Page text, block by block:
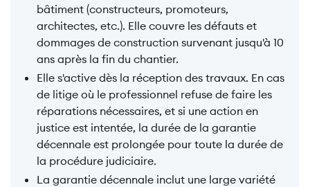
bâtiment (constructeurs, promoteurs,
architectes, etc.). Elle couvre les défauts et
dommages de construction survenant jusqu'à 10
ans après la fin du chantier.
Elle s'active dès la réception des travaux. En cas
de litige où le professionnel refuse de faire les
réparations nécessaires, et si une action en
justice est intentée, la durée de la garantie
décennale est prolongée pour toute la durée de
la procédure judiciaire.
La garantie décennale inclut une large variété